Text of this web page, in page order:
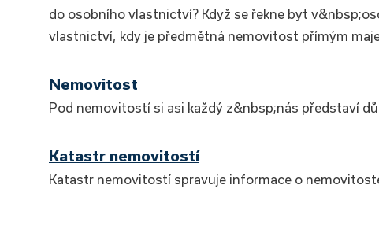
do osobního vlastnictví? Když se řekne byt
vlastnictví, kdy je předmětná nemovitost přímým
Nemovitost
Pod nemovitostí si asi každý z&nbsp;nás představí
Katastr nemovitostí
Katastr nemovitostí spravuje informace o